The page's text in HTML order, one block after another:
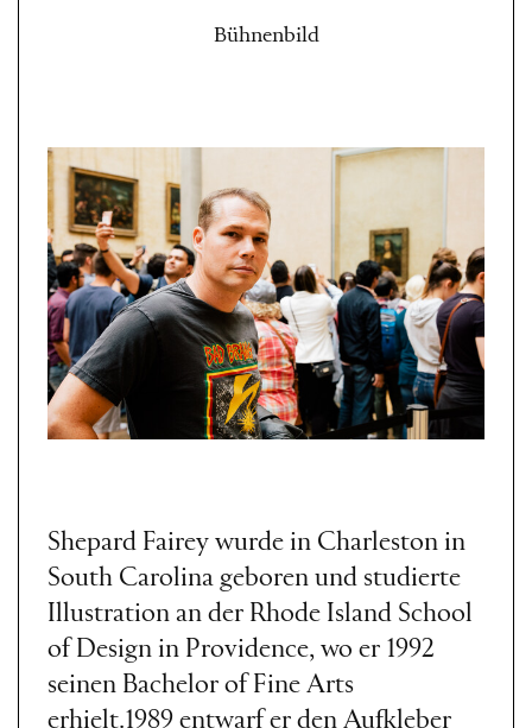
Bühnenbild
Shepard Fairey wurde in Charleston in
South Carolina geboren und studierte
Illustration an der Rhode Island School
of Design in Providence, wo er 1992
seinen Bachelor of Fine Arts
erhielt.1989 entwarf er den Aufkleber